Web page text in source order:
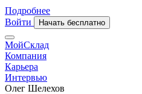
Подробнее
Войти
Начать бесплатно
МойСклад
Компания
Карьера
Интервью
Олег Шелехов